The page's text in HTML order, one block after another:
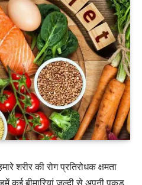
शरीर की रोग प्रतिरोधक क्षमता